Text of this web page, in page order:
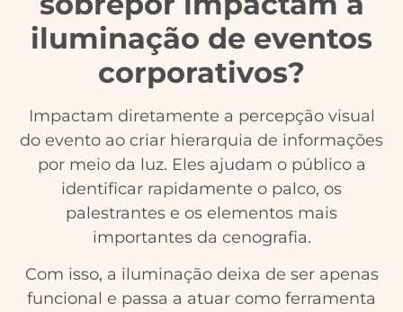
iluminação de eventos
corporativos?
Impactam diretamente a percepção visual
do evento ao criar hierarquia de informações
por meio da luz. Eles ajudam o público a
identificar rapidamente o palco, os
palestrantes e os elementos mais
importantes da cenografia.
Com isso, a iluminação deixa de ser apenas
funcional e passa a atuar como ferramenta